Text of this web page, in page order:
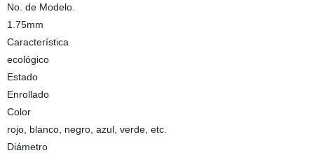
No. de Modelo.
1.75mm
Característica
ecológico
Estado
Enrollado
Color
rojo, blanco, negro, azul, verde, etc.
Diámetro